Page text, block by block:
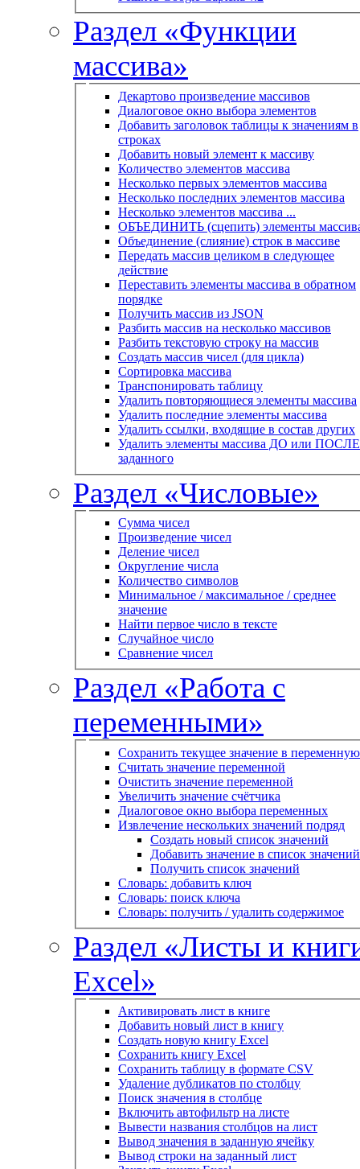
Раздел «Функции
массива»
Декартово произведение массивов
Диалоговое окно выбора элементов
Добавить заголовок таблицы к значениям в
строках
Добавить новый элемент к массиву
Количество элементов массива
Несколько первых элементов массива
Несколько последних элементов массива
Несколько элементов массива ...
ОБЪЕДИНИТЬ (сцепить) элементы
Объединение (слияние) строк в массиве
Передать массив целиком в следующее
действие
Переставить элементы массива в обратном
порядке
Получить массив из JSON
Разбить массив на несколько массивов
Разбить текстовую строку на массив
Создать массив чисел (для цикла)
Сортировка массива
Транспонировать таблицу
Удалить повторяющиеся элементы массива
Удалить последние элементы массива
Удалить ссылки, входящие в состав других
Удалить элементы массива ДО или ПОСЛЕ
заданного
Раздел «Числовые»
Сумма чисел
Произведение чисел
Деление чисел
Округление числа
Количество символов
Минимальное / максимальное / среднее
значение
Найти первое число в тексте
Случайное число
Сравнение чисел
Раздел «Работа с
переменными»
Сохранить текущее значение в переменную
Считать значение переменной
Очистить значение переменной
Увеличить значение счётчика
Диалоговое окно выбора переменных
Извлечение нескольких значений подряд
Создать новый список значений
Добавить значение в список значений
Получить список значений
Словарь: добавить ключ
Словарь: поиск ключа
Словарь: получить / удалить содержимое
Раздел «Листы и
Excel»
Активировать лист в книге
Добавить новый лист в книгу
Создать новую книгу Excel
Сохранить книгу Excel
Сохранить таблицу в формате CSV
Удаление дубликатов по столбцу
Поиск значения в столбце
Включить автофильтр на листе
Вывести названия столбцов на лист
Вывод значения в заданную ячейку
Вывод строки на заданный лист